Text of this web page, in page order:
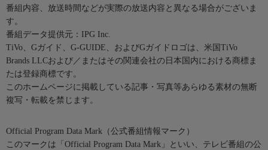
番組内容、放送時間などが実際の放送内容と異なる場合がございま
す。
番組データ提供元：IPG Inc.
TiVo、Gガイド、G-GUIDE、およびGガイドロゴは、米国TiVo
Brands LLCおよび／またはその関連会社の日本国内における商標ま
たは登録商標です。
このホームページに掲載している記事・写真等あらゆる素材の無断
複写・転載を禁じます。
Official Program Data Mark（公式番組情報マーク）
このマークは「Official Program Data Mark」といい、テレビ番組の公